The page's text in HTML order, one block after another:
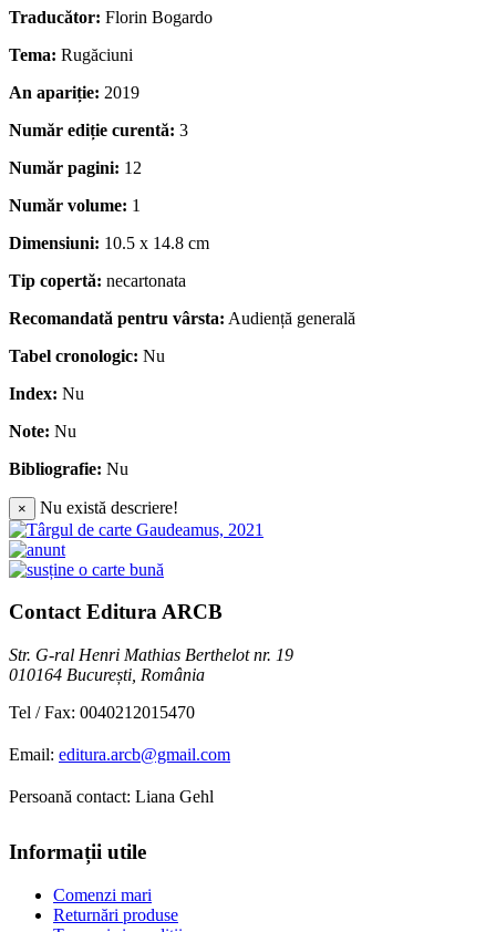
Traducător: Florin Bogardo
Tema: Rugăciuni
An apariție: 2019
Număr ediție curentă: 3
Număr pagini: 12
Număr volume: 1
Dimensiuni: 10.5 x 14.8 cm
Tip copertă: necartonata
Recomandată pentru vârsta: Audiență generală
Tabel cronologic: Nu
Index: Nu
Note: Nu
Bibliografie: Nu
× Nu există descriere!
Contact Editura ARCB
Str. G-ral Henri Mathias Berthelot nr. 19
010164 București, România
Tel / Fax: 0040212015470
Email: editura.arcb@gmail.com
Persoană contact: Liana Gehl
Informații utile
Comenzi mari
Returnări produse